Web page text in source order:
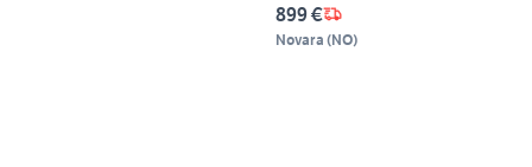
899 €
Novara (NO)